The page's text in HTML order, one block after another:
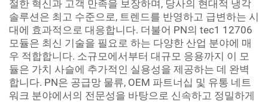
절한 혁신과 고객 만족을 보장하며, 당사의 현대적 냉각
솔루션은 최고 수준으로, 트렌드를 반영하고 급변하는 시
대에 효과적으로 대응합니다. 더불어 PN의 tec1 12706
모듈은 최신 기술을 필요로 하는 다양한 산업 분야에 매
우 적합합니다. 소규모에서부터 대규모 응용까지 이 모
듈은 가치 사슬에 추가적인 실용성을 제공하는 데 완벽
합니다. PN은 공급망 물류, OEM 파트너십 및 유통 네트
워크 분야에서의 전문성을 바탕으로 신속하고 정밀하게